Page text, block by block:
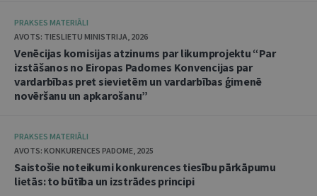
PRAKSES MATERIĀLI
AVOTS: TIESLIETU MINISTRIJA, 2026
Venēcijas komisijas atzinums par likumprojektu “Par
izstāšanos no Eiropas Padomes Konvencijas par
vardarbības pret sievietēm un vardarbības ģimenē
novēršanu un apkarošanu”
PRAKSES MATERIĀLI
AVOTS: KONKURENCES PADOME, 2025
Saistošie noteikumi konkurences tiesību pārkāpumu
lietās: to būtība un izstrādes principi